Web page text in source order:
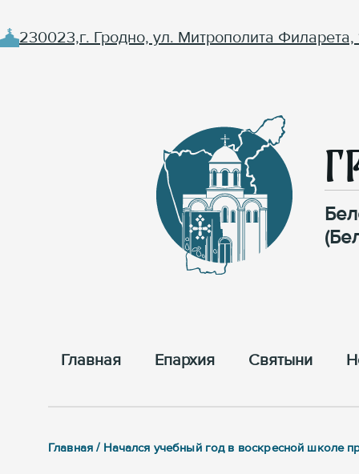
230023,г. Гродно, ул. Митрополита Филарета,
Главная Епархия Cвятыни
Главная / Начался учебный год в воскресной школе